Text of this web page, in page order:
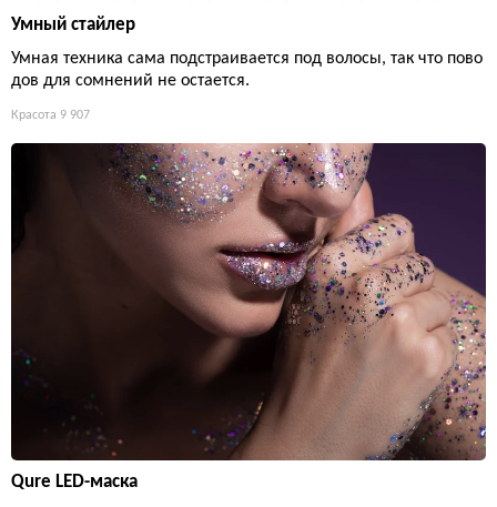
Умный стайлер
Умная техника сама подстраивается под волосы, так что пово
дов для сомнений не остается.
Красота 9 907
Qure LED-маска